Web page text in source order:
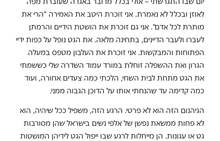
לאוזן ובכלל לא נאמרת. אני זוכרת היטב את האמירה "הרי את
מותרת לכל אדם". אני גם זוכרת את הושטת הידיים והרמתן
לעברו ולעבר הדיינים, בתחינה מלאה. את הגט נופל על כפות ידיי
הפתוחות והמבקשות. אני זוכרת את העלבון מטפס במעלה
הגרון ואת ההשפלה זוחלת במורד עמוד השדרה שלי כששמתי
את הגט מתחת לבית השחי, הלכתי כמה צעדים אחורה, ועוד
כמה קדימה עד שהנחתי אותו על הדוכן הגבוה ממני.
הגיהנום הזה הוא לא פרטי. הרגע הזה, משפיל ככל שיהיה, הוא
לא פחות ממשאת נפשן של אלפי נשים בישראל שהן מסורבות
גט או עגונות. הן מייחלות לרגע שבו ייפול הגט לידיהן המושטות